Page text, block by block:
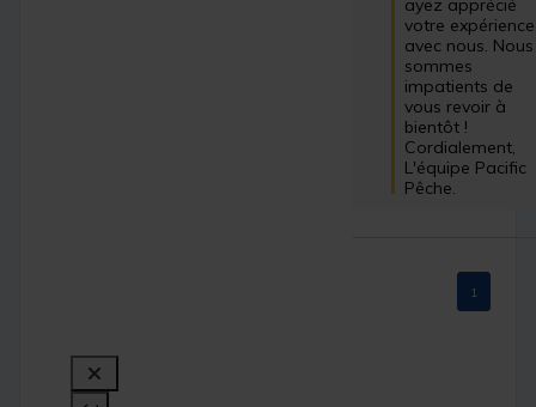
ayez apprécié
votre expérience
avec nous. Nous
sommes
impatients de
vous revoir à
bientôt !
Cordialement,
L'équipe Pacific
Pêche.
1